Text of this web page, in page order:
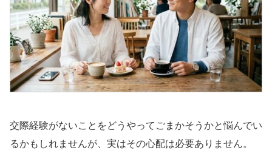
交際経験がないことをどうやってごまかそうかと悩んでい
るかもしれませんが、実はその心配は必要ありません。